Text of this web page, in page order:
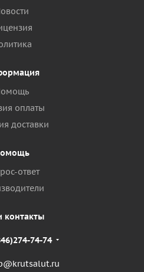
оплаты
доставки
ответ
контакты
74-74